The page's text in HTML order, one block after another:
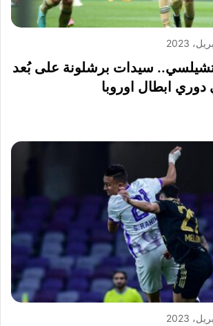
تشيلسي.. سيدات برشلونة على بُعد
ابطال اوروبا